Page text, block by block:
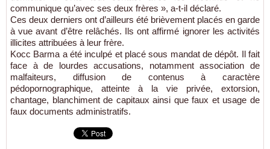
communique qu’avec ses deux frères », a-t-il déclaré.
Ces deux derniers ont d’ailleurs été brièvement placés en garde
à vue avant d’être relâchés. Ils ont affirmé ignorer les activités
illicites attribuées à leur frère.
Kocc Barma a été inculpé et placé sous mandat de dépôt. Il fait
face à de lourdes accusations, notamment association de
malfaiteurs, diffusion de contenus à caractère
pédopornographique, atteinte à la vie privée, extorsion,
chantage, blanchiment de capitaux ainsi que faux et usage de
faux documents administratifs.